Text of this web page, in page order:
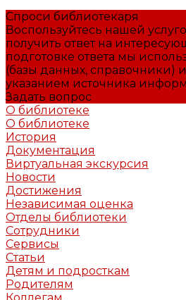
Спроси библиотекаря
Воспользуйтесь нашей
получить ответ на
подготовке ответа мы
(базы данных, справочники)
указанием источника
Задать вопрос
О библиотеке
О библиотеке
История
Документация
Виртуальная экскурсия
Новости
Достижения
Независимая оценка
Отделы библиотеки
Сотрудники
Сервисы
Статьи
Детям и подросткам
Родителям